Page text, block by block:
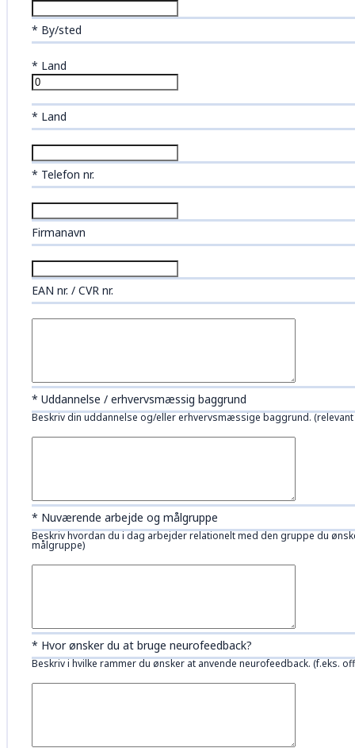
* By/sted
* Land
* Land
* Telefon nr.
Firmanavn
EAN nr. / CVR nr.
* Uddannelse / erhvervsmæssig baggrund
Beskriv din uddannelse og/eller erhvervsmæssige baggrund.
* Nuværende arbejde og målgruppe
Beskriv hvordan du i dag arbejder relationelt med den gruppe du
målgruppe)
* Hvor ønsker du at bruge neurofeedback?
Beskriv i hvilke rammer du ønsker at anvende neurofeedback. (f.eks.